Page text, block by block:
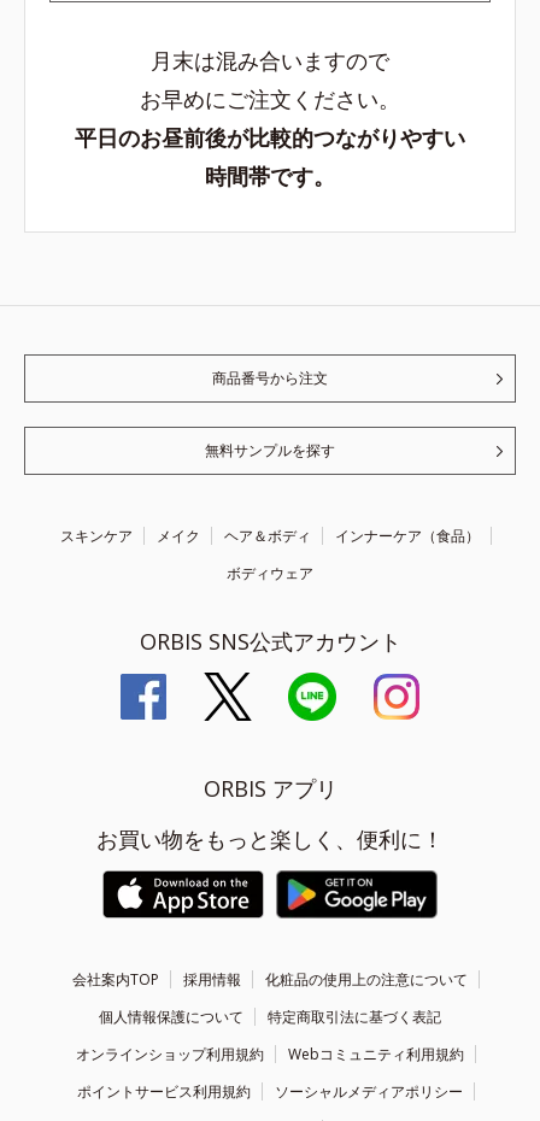
月末は混み合いますので
お早めにご注文ください。
平日のお昼前後が比較的つながりやすい
時間帯です。
商品番号から注文
無料サンプルを探す
スキンケア メイク ヘア＆ボディ
インナーケア（食品）
ボディウェア
ORBIS SNS公式アカウント
ORBIS アプリ
お買い物をもっと楽しく、便利に！
会社案内TOP 採用情報
化粧品の使用上の注意について
個人情報保護について
特定商取引法に基づく表記
オンラインショップ利用規約
Webコミュニティ利用規約
ポイントサービス利用規約
ソーシャルメディアポリシー